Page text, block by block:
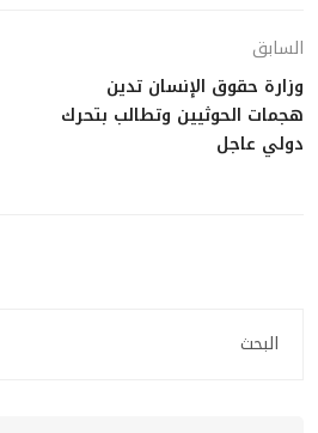
السابق
وزارة حقوق الإنسان تدين
هجمات الحوثيين وتطالب بتحرك
دولي عاجل